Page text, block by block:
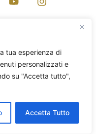
tua esperienza di
personalizzati e
su "Accetta tutto",
Accetta Tutto